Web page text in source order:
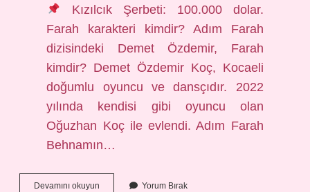
Kızılcık Şerbeti: 100.000 dolar.
Farah karakteri kimdir? Adım Farah
dizisindeki Demet Özdemir, Farah
kimdir? Demet Özdemir Koç, Kocaeli
doğumlu oyuncu ve dansçıdır. 2022
yılında kendisi gibi oyuncu olan
Oğuzhan Koç ile evlendi. Adım Farah
Behnamın…
Devamını okuyun Yorum Bırak